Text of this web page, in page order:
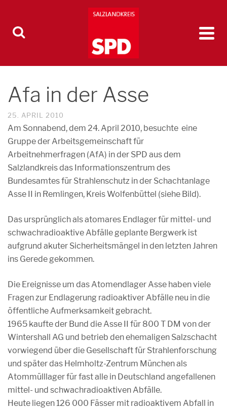
Afa in der Asse
25. APRIL 2010
Am Sonnabend, dem 24. April 2010, besuchte eine
Gruppe der Arbeitsgemeinschaft für
Arbeitnehmerfragen (AfA) in der SPD aus dem
Salzlandkreis das Informationszentrum des
Bundesamtes für Strahlenschutz in der Schachtanlage
Asse II in Remlingen, Kreis Wolfenbüttel (siehe Bild).
Das ursprünglich als atomares Endlager für mittel- und
schwachradioaktive Abfälle geplante Bergwerk ist
aufgrund akuter Sicherheitsmängel in den letzten Jahren
ins Gerede gekommen.
Die Ereignisse um das Atomendlager Asse haben viele
Fragen zur Endlagerung radioaktiver Abfälle neu in die
öffentliche Aufmerksamkeit gebracht.
1965 kaufte der Bund die Asse II für 800 T DM von der
Wintershall AG und betrieb den ehemaligen Salzschacht
vorwiegend über die Gesellschaft für Strahlenforschung
und später das Helmholtz-Zentrum München als
Atommülllager für fast alle in Deutschland angefallenen
mittel- und schwachradioaktiven Abfälle.
Heute liegen 126 000 Fässer mit radioaktivem Abfall in